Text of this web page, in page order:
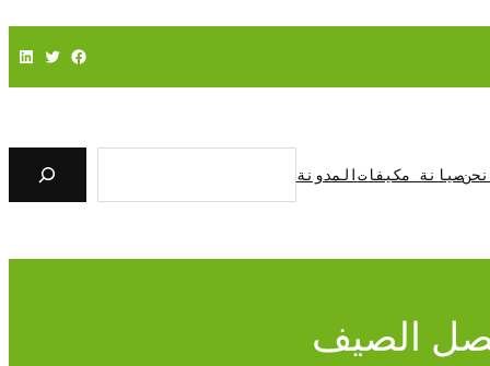
فيسبوك تويتر لينكد إن
صيانة مكيفاتالمدونة
ح
الصيف